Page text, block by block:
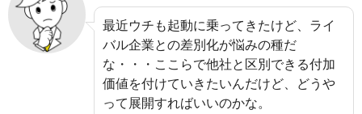
最近ウチも起動に乗ってきたけど、ライ
バル企業との差別化が悩みの種だ
な・・・ここらで他社と区別できる付加
価値を付けていきたいんだけど、どうや
って展開すればいいのかな。